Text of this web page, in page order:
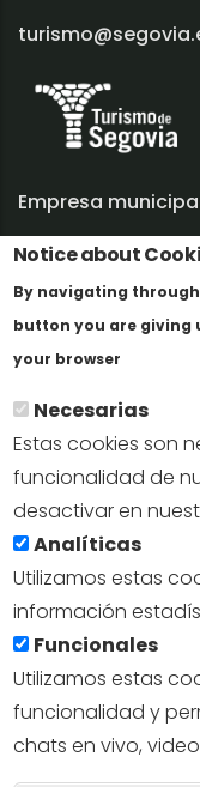
Notice about
By navigating
button you are giving
your browser
Necesarias
Estas cookies son
funcionalidad de
desactivar en
Analíticas
Utilizamos estas
información
Funcionales
Utilizamos estas
funcionalidad y
chats en vivo,
Empresa
Trabaja con
Informes y
Perfil del
Oficinas de Turismo
Aviso legal |
Portal de la Concejalía de